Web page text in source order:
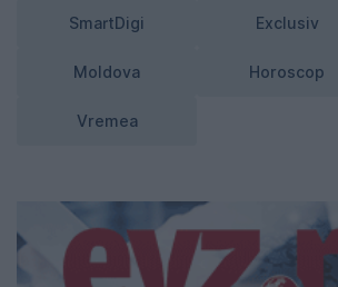
SmartDigi Exclusiv
Moldova Horoscop
Vremea